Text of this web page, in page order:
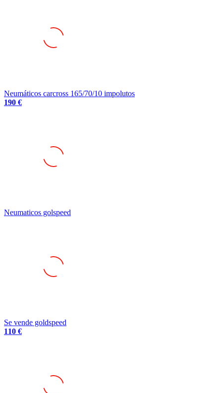
Neumáticos carcross 165/70/10 impolutos
190 €
Neumaticos golspeed
Se vende goldspeed
110 €